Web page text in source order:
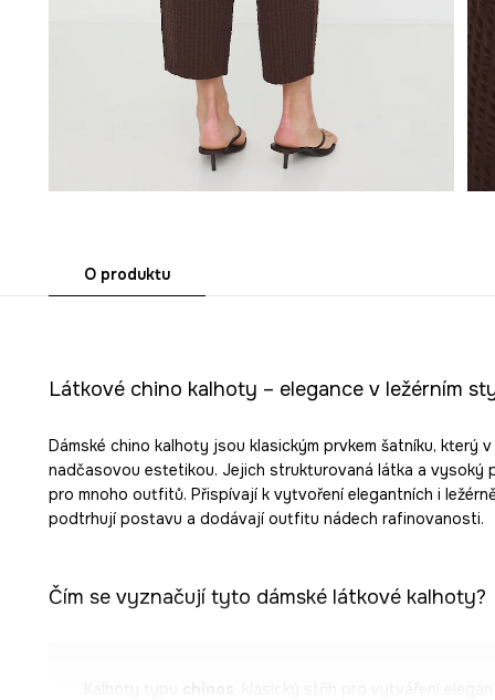
O produktu
Látkové chino kalhoty – elegance v ležérním
Dámské chino kalhoty jsou klasickým prvkem šatníku, který
nadčasovou estetikou. Jejich strukturovaná látka a vysoký
pro mnoho outfitů. Přispívají k vytvoření elegantních i
podtrhují postavu a dodávají outfitu nádech rafinovanosti.
Čím se vyznačují tyto dámské látkové kalhoty?